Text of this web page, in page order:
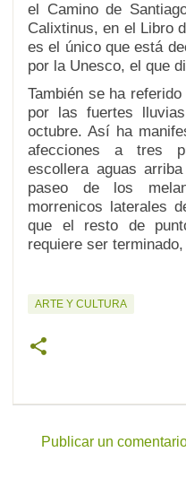
el Camino de
Calixtinus, en el Libro
es el único que está
por la Unesco, el que
También se ha
por las fuertes
octubre. Así ha
afecciones a tres
escollera aguas
paseo de los
morrenicos laterales
que el resto de
requiere ser
ARTE Y CULTURA
Publicar un